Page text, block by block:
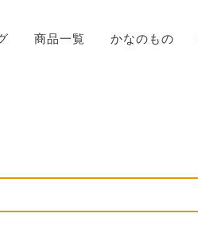
商品一覧 かなのもの